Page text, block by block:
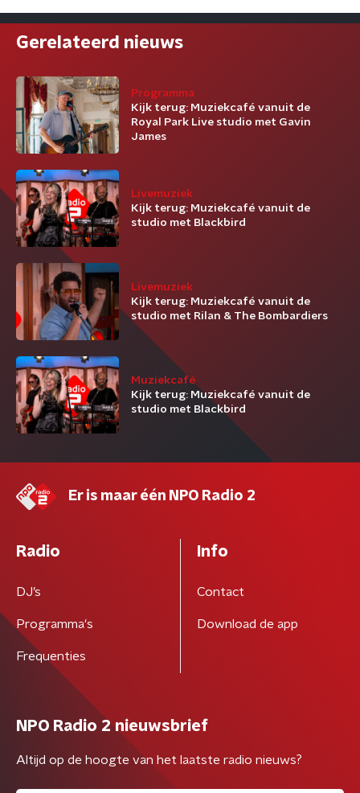
Gerelateerd nieuws
Programma
Kijk terug: Muziekcafé vanuit de
Royal Park Live studio met Gavin
James
Livemuziek
Kijk terug: Muziekcafé vanuit de
studio met Blackbird
Livemuziek
Kijk terug: Muziekcafé vanuit de
studio met Rilan & The Bombardiers
Muziekcafé
Kijk terug: Muziekcafé vanuit de
studio met Blackbird
Er is maar één NPO Radio 2
Radio
DJ’s
Programma's
Frequenties
Info
Contact
Download de app
NPO Radio 2 nieuwsbrief
Altijd op de hoogte van het laatste radio nieuws?